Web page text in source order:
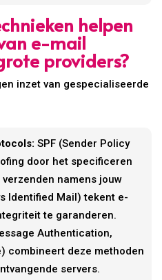
helpen
e-mail
providers?
inzet van gespecialiseerde
SPF (Sender Policy
door het specificeren
namens jouw
Identified Mail) tekent e-
te garanderen.
Authentication,
combineert deze methoden
servers.